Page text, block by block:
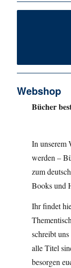
Webshop
Bücher
In unserem
werden –
zum
Books und
Ihr findet
schreibt
alle Titel
besorgen